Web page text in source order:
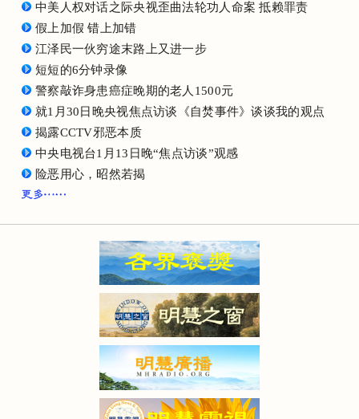
中美人权对话之际央视歪曲法轮功人命案 抵赖罪责
假上加假 错上加错
江泽民一伙穷途末路上又进一步
短短的6分钟录像
警察敲诈身患癌症晚期的老人1500元
就1月30日晚央视焦点访谈《自焚事件》谈谈我的观点
揭露CCTV邪恶本质
中央电视台1月13日晚“焦点访谈”观感
险恶用心，昭然若揭